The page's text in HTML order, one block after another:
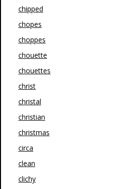
chipped
chopes
choppes
chouette
chouettes
christ
christal
christian
christmas
circa
clean
clichy